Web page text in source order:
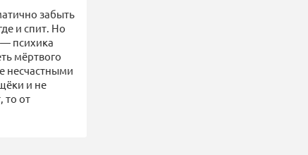
забыть
и спит. Но
— психика
мёртвого
несчастными
и не
то от